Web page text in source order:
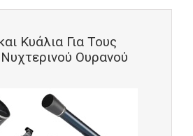
Κυάλια Για Τους
Ουρανού